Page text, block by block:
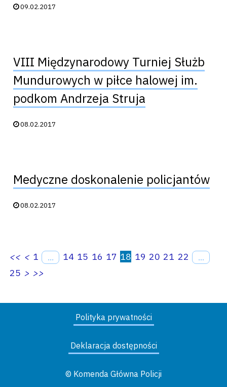
Data publikacji:
09.02.2017
VIII Międzynarodowy Turniej Służb
Mundurowych w piłce halowej im.
podkom Andrzeja Struja
Data publikacji:
08.02.2017
Medyczne doskonalenie policjantów
Data publikacji:
08.02.2017
<< < 1 ... 14 15 16 17 18 19 20 21 22
...
25 > >>
Polityka prywatności
Deklaracja dostępności
© Komenda Główna Policji